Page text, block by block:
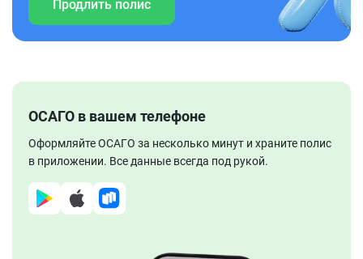
Продлить полис
ОСАГО в вашем телефоне
Оформляйте ОСАГО за несколько минут и храните полис
в приложении. Все данные всегда под рукой.